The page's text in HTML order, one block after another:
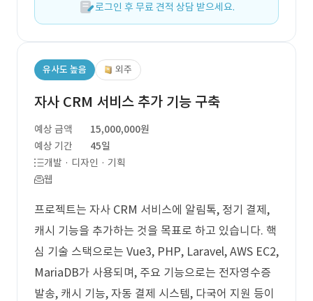
로그인 후 무료 견적 상담 받으세요.
유사도 높음 외주
자사 CRM 서비스 추가 기능 구축
예상 금액
15,000,000원
예상 기간
45일
개발 · 디자인 · 기획
웹
프로젝트는 자사 CRM 서비스에 알림톡, 정기 결제,
캐시 기능을 추가하는 것을 목표로 하고 있습니다. 핵
심 기술 스택으로는 Vue3, PHP, Laravel, AWS EC2,
MariaDB가 사용되며, 주요 기능으로는 전자영수증
발송, 캐시 기능, 자동 결제 시스템, 다국어 지원 등이